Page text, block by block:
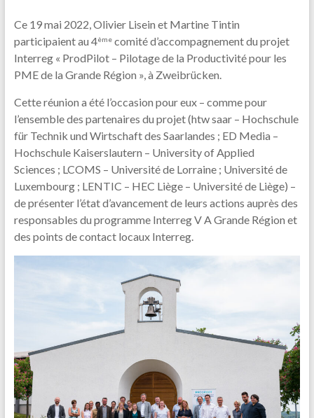
Ce 19 mai 2022, Olivier Lisein et Martine Tintin
participaient au 4èmecomité d’accompagnement du projet
Interreg « ProdPilot – Pilotage de la Productivité pour les
PME de la Grande Région », à Zweibrücken.
Cette réunion a été l’occasion pour eux – comme pour
l’ensemble des partenaires du projet (htw saar – Hochschule
für Technik und Wirtschaft des Saarlandes ; ED Media –
Hochschule Kaiserslautern – University of Applied
Sciences ; LCOMS – Université de Lorraine ; Université de
Luxembourg ; LENTIC – HEC Liège – Université de Liège) –
de présenter l’état d’avancement de leurs actions auprès des
responsables du programme Interreg V A Grande Région et
des points de contact locaux Interreg.